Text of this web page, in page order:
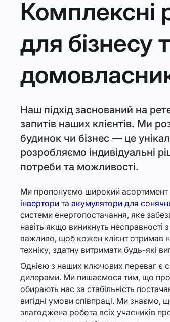
Комплексні
для бізнесу
Наш підхід заснований на
запитів наших клієнтів. Ми
будинок чи бізнес — це
розробляємо індивідуальні
потреби та можливості.
Ми пропонуємо широкий
інвертори та акумулятори для
системи енергопостачання, яке
навіть якщо виникнуть
важливо, щоб кожен клієнт отримав
техніку, здатну витримати будь-які
Однією з наших ключових переваг є
дилерами. Ми пишаємося тим, що
обирають нас за стабільність
вигідні умови співпраці. Ми
злагоджена робота всіх учасників